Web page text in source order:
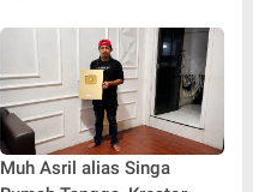
Muh Asril alias Singa